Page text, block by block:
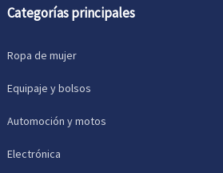
Categorías principales
Ropa de mujer
Equipaje y bolsos
Automoción y motos
Electrónica